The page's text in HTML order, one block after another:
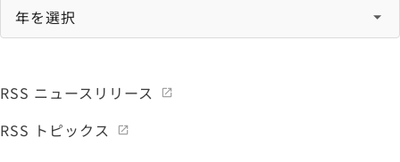
RSS ニュースリリース
RSS トピックス